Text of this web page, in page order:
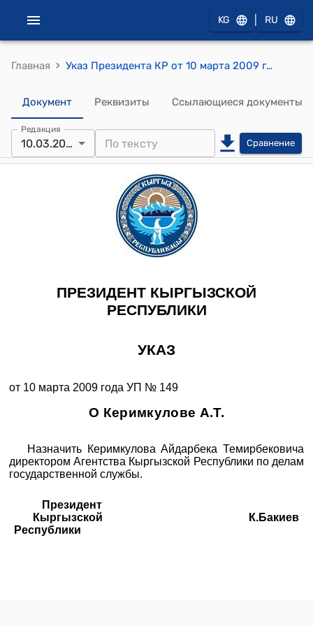
KG RU
Главная › Указ Президента КР от 10 марта 2009 года УП № 149 "О Керимкулове А.Т."
Документ Реквизиты Ссылающиеся документы
Редакция
10.03.2009 Сравнение